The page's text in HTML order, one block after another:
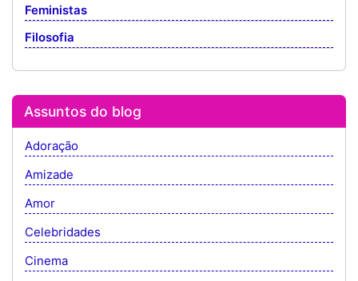
Feministas
Filosofia
Assuntos do blog
Adoração
Amizade
Amor
Celebridades
Cinema